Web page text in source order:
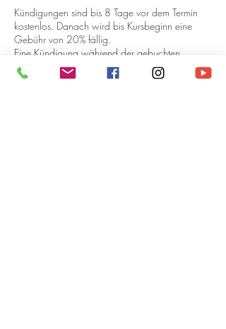
Kündigungen sind bis 8 Tage vor dem Termin
kostenlos. Danach wird bis Kursbeginn eine
Gebühr von 20% fällig.
Eine Kündigung während der gebuchten
Laufzeit ist nicht möglich, es sei denn es wird
aus medizinischen Gründen ein dauerhaftes